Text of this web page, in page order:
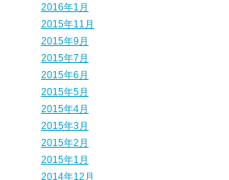
2016年1月
2015年11月
2015年9月
2015年7月
2015年6月
2015年5月
2015年4月
2015年3月
2015年2月
2015年1月
2014年12月